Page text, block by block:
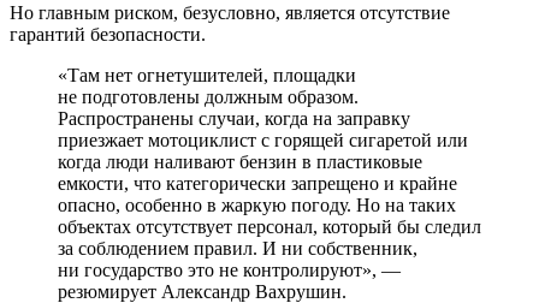
Но главным риском, безусловно, является отсутствие
гарантий безопасности.
«Там нет огнетушителей, площадки
не подготовлены должным образом.
Распространены случаи, когда на заправку
приезжает мотоциклист с горящей сигаретой или
когда люди наливают бензин в пластиковые
емкости, что категорически запрещено и крайне
опасно, особенно в жаркую погоду. Но на таких
объектах отсутствует персонал, который бы следил
за соблюдением правил. И ни собственник,
ни государство это не контролируют», —
резюмирует Александр Вахрушин.